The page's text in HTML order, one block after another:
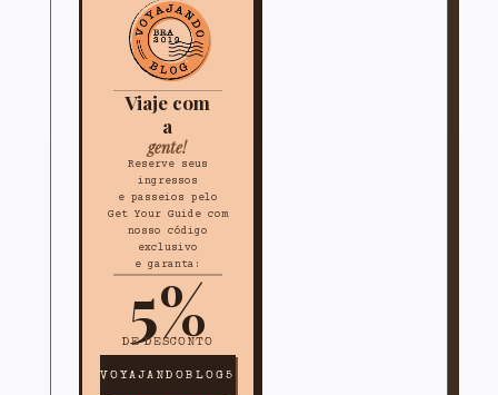
Viaje com
a
gente!
Reserve seus
ingressos
e passeios pelo
Get Your Guide com
nosso código
exclusivo
e garanta:
5%
DE DESCONTO
VOYAJANDOBLOG5